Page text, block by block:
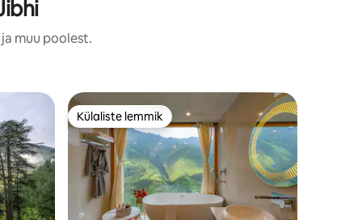
muu poolest.
Külaliste lemmik
Külaliste lemmik